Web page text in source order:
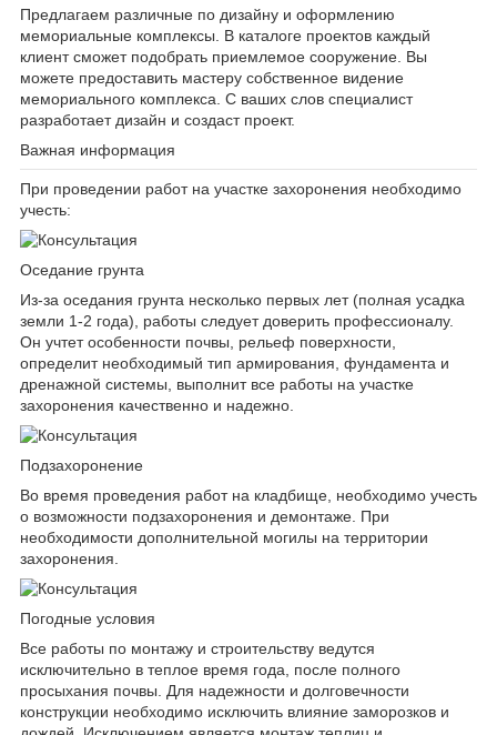
Предлагаем различные по дизайну и оформлению
мемориальные комплексы. В каталоге проектов каждый
клиент сможет подобрать приемлемое сооружение. Вы
можете предоставить мастеру собственное видение
мемориального комплекса. С ваших слов специалист
разработает дизайн и создаст проект.
Важная информация
При проведении работ на участке захоронения необходимо
учесть:
Оседание грунта
Из-за оседания грунта несколько первых лет (полная усадка
земли 1-2 года), работы следует доверить профессионалу.
Он учтет особенности почвы, рельеф поверхности,
определит необходимый тип армирования, фундамента и
дренажной системы, выполнит все работы на участке
захоронения качественно и надежно.
Подзахоронение
Во время проведения работ на кладбище, необходимо учесть
о возможности подзахоронения и демонтаже. При
необходимости дополнительной могилы на территории
захоронения.
Погодные условия
Все работы по монтажу и строительству ведутся
исключительно в теплое время года, после полного
просыхания почвы. Для надежности и долговечности
конструкции необходимо исключить влияние заморозков и